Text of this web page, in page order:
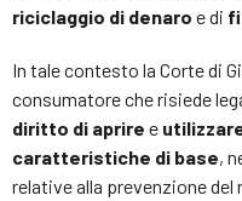
riciclaggio di denaro e di
In tale contesto la Corte di
consumatore che risiede
diritto di aprire e
caratteristiche di base,
relative alla prevenzione del